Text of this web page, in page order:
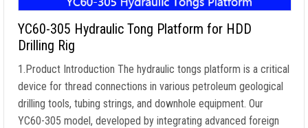
YC60-305 Hydraulic Tong Platform for HDD
Drilling Rig
1.Product Introduction The hydraulic tongs platform is a critical
device for thread connections in various petroleum geological
drilling tools, tubing strings, and downhole equipment. Our
YC60-305 model, developed by integrating advanced foreign